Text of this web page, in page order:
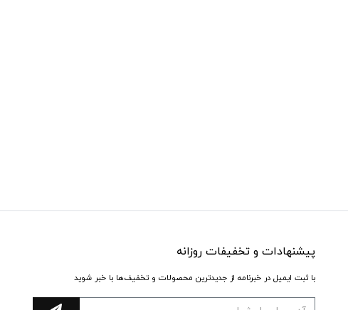
پیشنهادات و تخفیفات روزانه
با ثبت ایمیل در خبرنامه از جدیدترین محصولات و تخفیف‌ها با خبر شوید